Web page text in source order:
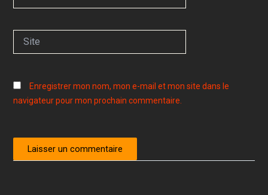
Enregistrer mon nom, mon e-mail et mon site dans le
navigateur pour mon prochain commentaire.